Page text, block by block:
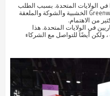
غرينوود تشارك الآن في معرض NRA في الولايات المتحدة. بسبب الطلب
على حماية البيئة ، جذبت سكين Greenwood الخشبية والشوكة والملعقة
من الاهتمام.
في الولايات المتحدة. هذا
ولكن أيضًا للتواصل مع الشركاء